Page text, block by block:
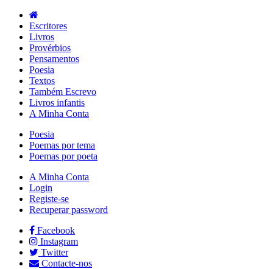
Escritores
Livros
Provérbios
Pensamentos
Poesia
Textos
Também Escrevo
Livros infantis
A Minha Conta
Poesia
Poemas por tema
Poemas por poeta
A Minha Conta
Login
Registe-se
Recuperar password
Facebook
Instagram
Twitter
Contacte-nos